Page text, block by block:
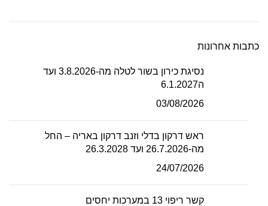
כתבות אחרונות
נסיגת כירון בשור לטלה מה-3.8.2026 ועד
ה6.1.2027
03/08/2026
ראש דרקון בדלי וזנב דרקון באריה – החל
מה-26.7.2026 ועד 26.3.2028
24/07/2026
קשר ריפוי 13 במערכות יחסים